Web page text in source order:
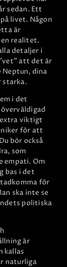
sedan. Ett
livet. Någon
är
realitet.
detaljer i
att det är
Neptun, dina
starka.
i det
viktigt
för att
bör också
som
empati. Om
bas i det
för
ska inte se
politiska
är
kallas
naturliga